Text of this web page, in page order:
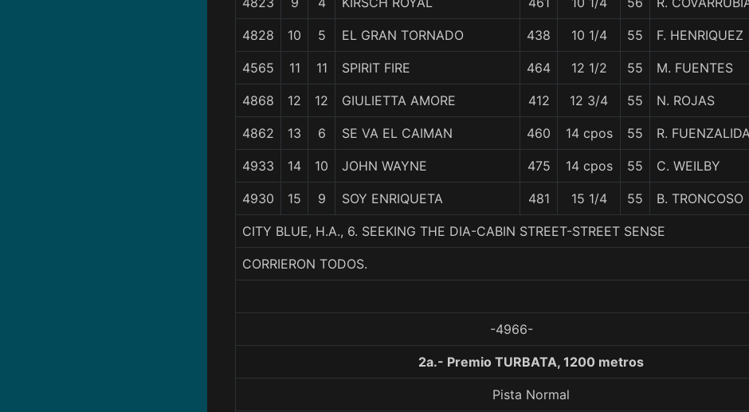
4828 10 5 EL GRAN TORNADO 438 10 1/4 55 F. HENRIQUEZ
4565 11 11 SPIRIT FIRE 464 12 1/2 55 M. FUENTES
4868 12 12 GIULIETTA AMORE 412 12 3/4 55 N. ROJAS
4862 13 6 SE VA EL CAIMAN 460 14 cpos 55 R.
4933 14 10 JOHN WAYNE 475 14 cpos 55 C. WEILBY
4930 15 9 SOY ENRIQUETA 481 15 1/4 55 B. TRONCOSO
CITY BLUE, H.A., 6. SEEKING THE DIA-CABIN STREET-STREET SENSE
CORRIERON TODOS.
-4966-
2a.- Premio TURBATA, 1200 metros
Pista Normal